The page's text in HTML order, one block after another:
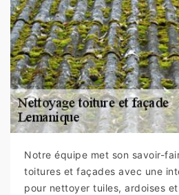
Notre équipe met son savoir-
toitures et façades avec une
pour nettoyer tuiles, ardoises